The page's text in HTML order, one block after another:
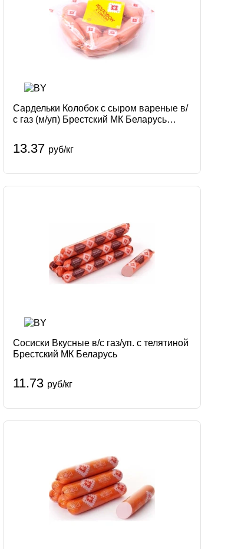
Сардельки Колобок с сыром вареные в/
с газ (м/уп) Брестский МК Беларусь
13.37 руб/кг
Сосиски Вкусные в/с газ/уп. с телятиной
Брестский МК Беларусь
11.73 руб/кг